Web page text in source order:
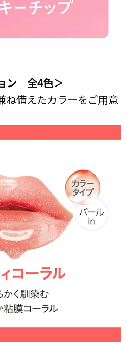
ン 全4色＞
ね備えたカラーをご用意